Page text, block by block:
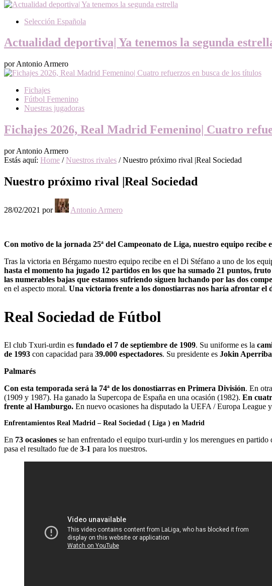
Selección Española
Actualidad deportiva| Ya tenemos la segunda
por Antonio Armero
Fichajes
Fútbol Femenino
Nuestras jugadoras
Fichajes 2026, Real Madrid Femenino| Cuatro
por Antonio Armero
Estás aquí: Home / Nuestros rivales /Nuestro próximo rival |Real Sociedad
Nuestro próximo rival |Real Sociedad
28/02/2021 por Antonio Armero
Con motivo de la jornada 25ª del Campeonato de Liga, nuestro equipo
Tras la victoria en Bérgamo nuestro equipo recibe en el Di Stéfano a uno de los
hasta el momento ha jugado 12 partidos en los que ha sumado 21 puntos,
las numerables bajas que estamos sufriendo siguen luchando por las dos
en el aspecto moral. Una victoria frente a los donostiarras nos haría afrontar el
Real Sociedad de Fútbol
El club Txuri-urdin es fundado el 7 de septiembre de 1909. Su uniforme es la
de 1993 con capacidad para 39.000 espectadores. Su presidente es Jokin
Palmarés
Con esta temporada será la 74ª de los donostiarras en Primera División. En
(1909 y 1987). Ha ganado la Supercopa de España en una ocasión (1982). En
frente al Hamburgo. En nuevo ocasiones ha disputado la UEFA / Europa League
Enfrentamientos Real Madrid – Real Sociedad ( Liga ) en Madrid
En 73 ocasiones se han enfrentado el equipo txuri-urdin y los merengues en
pasa el resultado fue de 3-1 para los nuestros.